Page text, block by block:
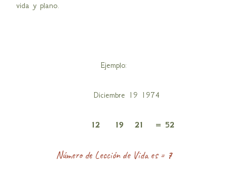
vida y plano.
Ejemplo:
Diciembre 19 1974
12 19 21 = 52
Número de Lección de Vida es = 7